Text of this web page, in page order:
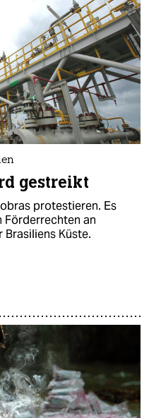
gestreikt
protestieren. Es
Förderrechten an
Küste.